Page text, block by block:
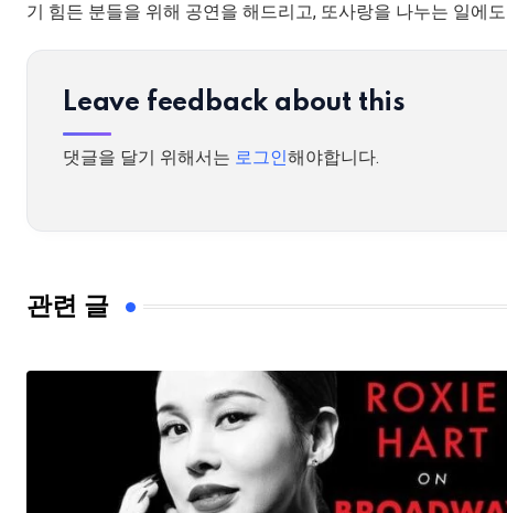
기 힘든 분들을 위해 공연을 해드리고, 또사랑을 나누는 일에
Leave feedback about this
댓글을 달기 위해서는 로그인해야합니다.
관련 글